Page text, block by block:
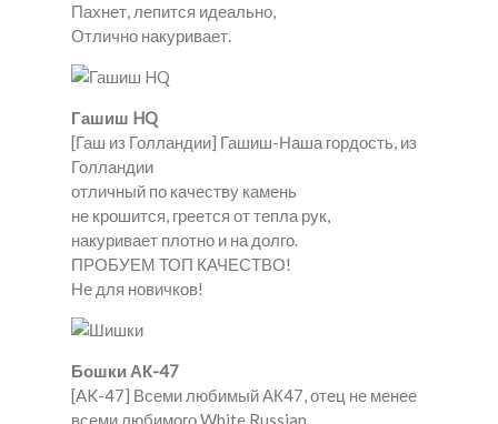
Пахнет, лепится идеально,
Отлично накуривает.
Гашиш HQ
[Гаш из Голландии] Гашиш-Наша гордость, из
Голландии
отличный по качеству камень
не крошится, греется от тепла рук,
накуривает плотно и на долго.
ПРОБУЕМ ТОП КАЧЕСТВО!
Не для новичков!
Бошки АК-47
[AK-47] Всеми любимый АК47, отец не менее
всеми любимого White Russian.